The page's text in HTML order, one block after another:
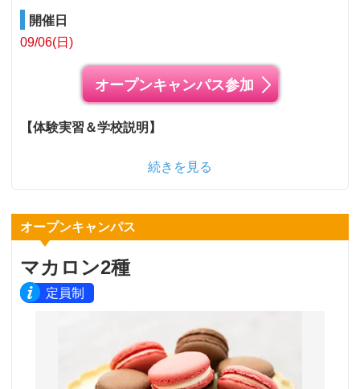
開催日
09/06(日)
オープンキャンパス参加
【体験実習＆学校説明】
続きを見る
オープンキャンパス
マカロン2種
定員制